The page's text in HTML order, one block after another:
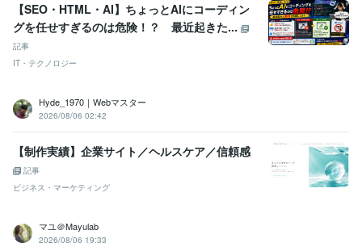
【SEO・HTML・AI】ちょっとAIにコーディン
グを任せすぎるのは危険！？ 最近起きた...
記事
IT・テクノロジー
Hyde_1970｜Webマスター
2026/08/06 02:42
【制作実績】企業サイト／ヘルスケア／信頼感
記事
ビジネス・マーケティング
マユ＠Mayulab
2026/08/06 19:33